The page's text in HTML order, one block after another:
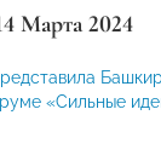
Марта 2024
«Сильные